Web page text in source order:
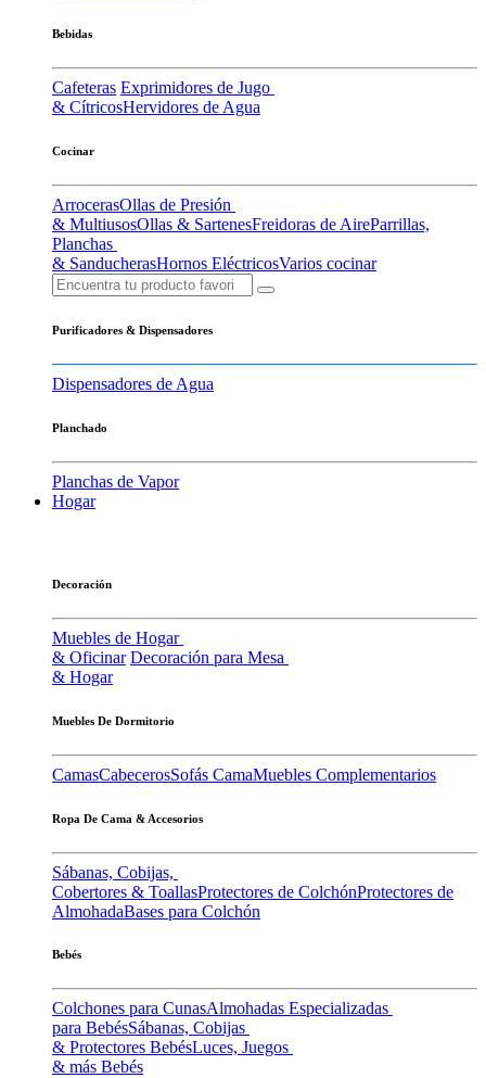
Bebidas
Cafeteras Exprimidores de Jugo
& CítricosHervidores de Agua
Cocinar
ArrocerasOllas de Presión
& MultiusosOllas & SartenesFreidoras de AireParrillas,
Planchas
& SanducherasHornos EléctricosVarios cocinar
Purificadores & Dispensadores
Dispensadores de Agua
Planchado
Planchas de Vapor
Hogar
Decoración
Muebles de Hogar
& Oficinar Decoración para Mesa
& Hogar
Muebles De Dormitorio
CamasCabecerosSofás CamaMuebles Complementarios
Ropa De Cama & Accesorios
Sábanas, Cobijas,
Cobertores & ToallasProtectores de ColchónProtectores de
AlmohadaBases para Colchón
Bebés
Colchones para CunasAlmohadas Especializadas
para BebésSábanas, Cobijas
& Protectores BebésLuces, Juegos
& más Bebés